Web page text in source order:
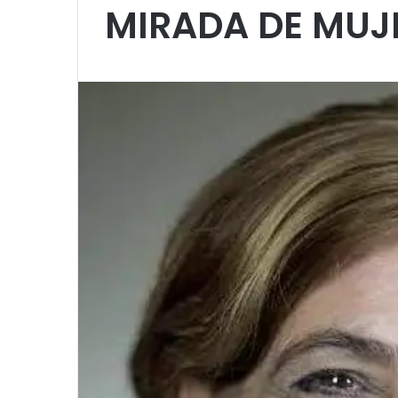
MIRADA DE